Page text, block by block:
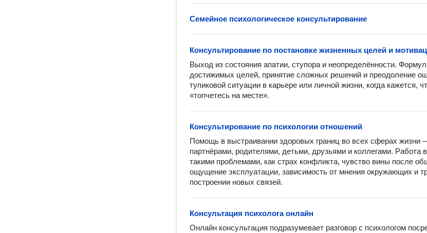
Семейное психологическое консультирование
Консультирование по постановке жизненных целей и
Выход из состояния апатии, ступора и неопределённости.
достижимых целей, принятие сложных решений и преодоление
тупиковой ситуации в карьере или личной жизни, когда кажется,
«топчетесь на месте».
Консультирование по психологии отношений
Помощь в выстраивании здоровых границ во всех сферах жизни
партнёрами, родителями, детьми, друзьями и коллегами. Работа
такими проблемами, как страх конфликта, чувство вины после
ощущение эксплуатации, зависимость от мнения окружающих и
построении новых связей.
Консультация психолога онлайн
Онлайн консультация подразумевает разговор с психологом